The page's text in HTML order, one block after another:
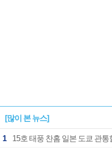
[많이 본 뉴스]
1 15호 태풍 찬홈 일본 도쿄 관